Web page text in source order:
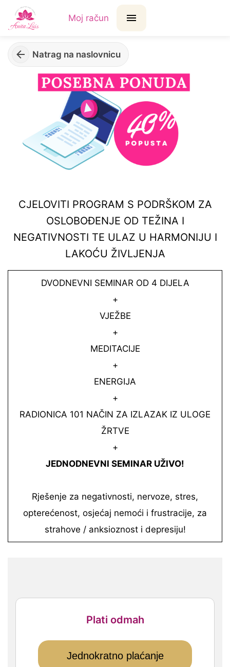
Moj račun
Natrag na naslovnicu
CJELOVITI PROGRAM S PODRŠKOM ZA
OSLOBOĐENJE OD TEŽINA I
NEGATIVNOSTI TE ULAZ U HARMONIJU I
LAKOĆU ŽIVLJENJA
DVODNEVNI SEMINAR OD 4 DIJELA
+
VJEŽBE
+
MEDITACIJE
+
ENERGIJA
+
RADIONICA 101 NAČIN ZA IZLAZAK IZ ULOGE
ŽRTVE
+
JEDNODNEVNI SEMINAR UŽIVO!
Rješenje za negativnosti, nervoze, stres,
opterećenost, osjećaj nemoći i frustracije, za
strahove / anksioznost i depresiju!
Plati odmah
Jednokratno plaćanje